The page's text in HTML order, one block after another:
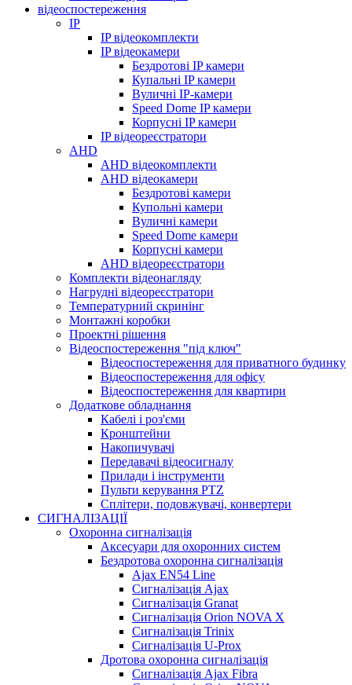
відеоспостереження
IP
IP відеокомплекти
IP відеокамери
Бездротові IP камери
Купальні IP камери
Вуличні IP-камери
Speed Dome IP камери
Корпусні IP камери
IP відеореєстратори
AHD
AHD відеокомплекти
AHD відеокамери
Бездротові камери
Купольні камери
Вуличні камери
Speed Dome камери
Корпусні камери
AHD відеореєстратори
Комплекти відеонагляду
Нагрудні відеореєстратори
Температурний скринінг
Монтажні коробки
Проектні рішення
Відеоспостереження "під ключ"
Відеоспостереження для приватного будинку
Відеоспостереження для офісу
Відеоспостереження для квартири
Додаткове обладнання
Кабелі і роз'єми
Кронштейни
Накопичувачі
Передавачі відеосигналу
Прилади і інструменти
Пульти керування PTZ
Сплітери, подовжувачі, конвертери
СИГНАЛІЗАЦІЇ
Охоронна сигналізація
Аксесуари для охоронних систем
Бездротова охоронна сигналізація
Ajax EN54 Line
Сигналізація Ajax
Сигналізація Granat
Сигналізація Orion NOVA X
Сигналізація Trinix
Сигналізація U-Prox
Дротова охоронна сигналізація
Сигналізація Ajax Fibra